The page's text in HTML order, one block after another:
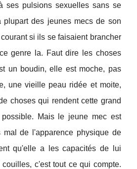
ses pulsions sexuelles sans se
plupart des jeunes mecs de son
si ils se faisaient brancher
genre la. Faut dire les choses
un boudin, elle est moche, pas
une vieille peau ridée et moite,
choses qui rendent cette grand
possible. Mais le jeune mec est
de l'apparence physique de
qu'elle a les capacités de lui
c'est tout ce qui compte.